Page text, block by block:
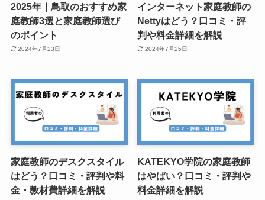
2025年｜鳥取のおすすめ家
庭教師3選と家庭教師選び
のポイント
2024年7月23日
インターネット家庭教師の
Nettyはどう？口コミ・評
判や料金詳細を解説
2024年7月25日
家庭教師のデスクスタイル
はどう？口コミ・評判や料
金・教材費詳細を解説
KATEKYO学院の家庭教師
はやばい？口コミ・評判や
料金詳細を解説